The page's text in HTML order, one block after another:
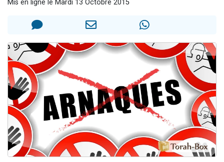
4 personnes viennent de faire un don pour Reloger Rivka, 6 enfants, victime de violences...
4 personnes viennent de nous rejoindre sur WhatsApp
3 nouvelles musiques dans Torah-Box Music
Mis en ligne le Mardi 13 Octobre 2015